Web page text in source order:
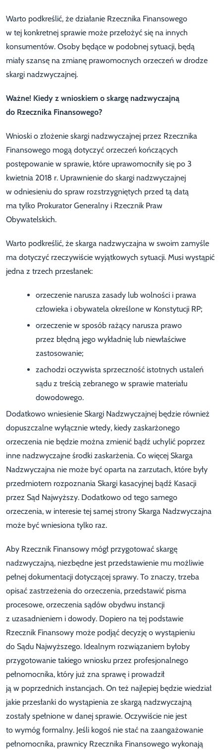
Warto podkreślić, że działanie Rzecznika Finansowego
w tej konkretnej sprawie może przełożyć się na innych
konsumentów. Osoby będące w podobnej sytuacji, będą
miały szansę na zmianę prawomocnych orzeczeń w drodze
skargi nadzwyczajnej.
Ważne! Kiedy z wnioskiem o skargę nadzwyczajną
do Rzecznika Finansowego?
Wnioski o złożenie skargi nadzwyczajnej przez Rzecznika
Finansowego mogą dotyczyć orzeczeń kończących
postępowanie w sprawie, które uprawomocniły się po 3
kwietnia 2018 r. Uprawnienie do skargi nadzwyczajnej
w odniesieniu do spraw rozstrzygniętych przed tą datą
ma tylko Prokurator Generalny i Rzecznik Praw
Obywatelskich.
Warto podkreślić, że skarga nadzwyczajna w swoim zamyśle
ma dotyczyć rzeczywiście wyjątkowych sytuacji. Musi wystąpić
jedna z trzech przesłanek:
orzeczenie narusza zasady lub wolności i prawa
człowieka i obywatela określone w Konstytucji RP;
orzeczenie w sposób rażący narusza prawo
przez błędną jego wykładnię lub niewłaściwe
zastosowanie;
zachodzi oczywista sprzeczność istotnych ustaleń
sądu z treścią zebranego w sprawie materiału
dowodowego.
Dodatkowo wniesienie Skargi Nadzwyczajnej będzie również
dopuszczalne wyłącznie wtedy, kiedy zaskarżonego
orzeczenia nie będzie można zmienić bądź uchylić poprzez
inne nadzwyczajne środki zaskarżenia. Co więcej Skarga
Nadzwyczajna nie może być oparta na zarzutach, które były
przedmiotem rozpoznania Skargi kasacyjnej bądź Kasacji
przez Sąd Najwyższy. Dodatkowo od tego samego
orzeczenia, w interesie tej samej strony Skarga Nadzwyczajna
może być wniesiona tylko raz.
Aby Rzecznik Finansowy mógł przygotować skargę
nadzwyczajną, niezbędne jest przedstawienie mu możliwie
pełnej dokumentacji dotyczącej sprawy. To znaczy, trzeba
opisać zastrzeżenia do orzeczenia, przedstawić pisma
procesowe, orzeczenia sądów obydwu instancji
z uzasadnieniem i dowody. Dopiero na tej podstawie
Rzecznik Finansowy może podjąć decyzję o wystąpieniu
do Sądu Najwyższego. Idealnym rozwiązaniem byłoby
przygotowanie takiego wniosku przez profesjonalnego
pełnomocnika, który już zna sprawę i prowadził
ją w poprzednich instancjach. On też najlepiej będzie wiedział
jakie przesłanki do wystąpienia ze skargą nadzwyczajną
zostały spełnione w danej sprawie. Oczywiście nie jest
to wymóg formalny. Jeśli kogoś nie stać na zaangażowanie
pełnomocnika, prawnicy Rzecznika Finansowego wykonają